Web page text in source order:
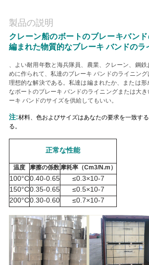
さ
い
引
用
を
要
求
し
な
さ
い
製品の説明
クレーン船のボートのブレーキバン
編まれた物質的なブレーキ バンドのラ
、よい耐用年数と海兵隊員、農業、クレーン、鋼
めに作られて、私達のブレーキ バンドのライニン
理想的な解決である。私達は編まれたか、または形
なボートのブレーキ バンドのライニングまたは大
ーキ バンドのサイズを供給してもいい。
注:材料、色およびサイズはあなたの要求を一致す
る。
正常な性能
温度 摩擦の係数摩耗率（Cm3/N.m）
100°C0.40-0.65
≤0.3×10-7
150°C0.35-0.65
≤0.5×10-7
200°C0.30-0.60 ≤0.7×10-7